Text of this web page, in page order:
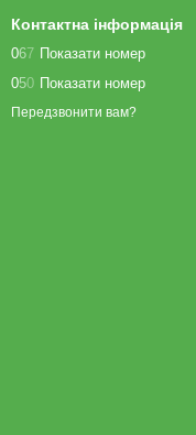
Контактна інформація
067 Показати номер
050 Показати номер
Передзвонити вам?